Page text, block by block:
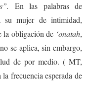
En las palabras de
mujer de intimidad,
la obligación de ‘onatah,
se aplica, sin embargo,
de por medio. ( MT,
frecuencia esperada de